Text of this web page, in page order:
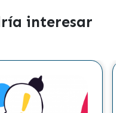
interesar